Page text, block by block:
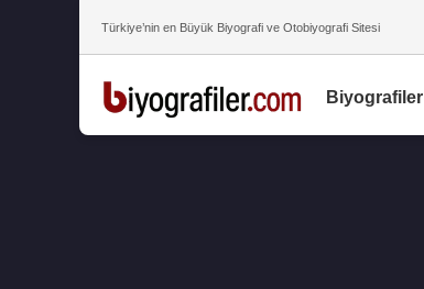
Türkiye’nin en Büyük Biyografi ve Otobiyografi Sitesi
Biyografiler